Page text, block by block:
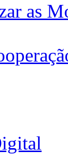
as